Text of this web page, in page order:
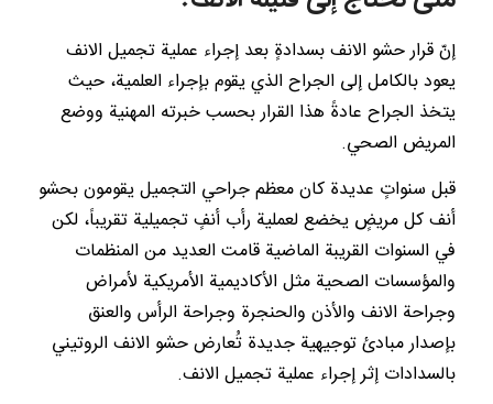
إنّ قرار حشو الانف بسدادةٍ بعد إجراء عملية تجميل الانف
يعود بالكامل إلى الجراح الذي يقوم بإجراء العلمية، حيث
يتخذ الجراح عادةً هذا القرار بحسب خبرته المهنية ووضع
المريض الصحي.
قبل سنواتٍ عديدة كان معظم جراحي التجميل يقومون بحشو
أنف كل مريضٍ يخضع لعملية رأب أنفٍ تجميلية تقريباً، لكن
في السنوات القريبة الماضية قامت العديد من المنظمات
والمؤسسات الصحية مثل الأكاديمية الأمريكية لأمراض
وجراحة الانف والأذن والحنجرة وجراحة الرأس والعنق
بإصدار مبادئ توجيهية جديدة تُعارض حشو الانف الروتيني
بالسدادات إثر إجراء عملية تجميل الانف.